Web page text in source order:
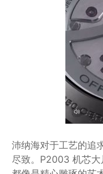
沛纳海对于工艺的追
尽致。P2003 机芯